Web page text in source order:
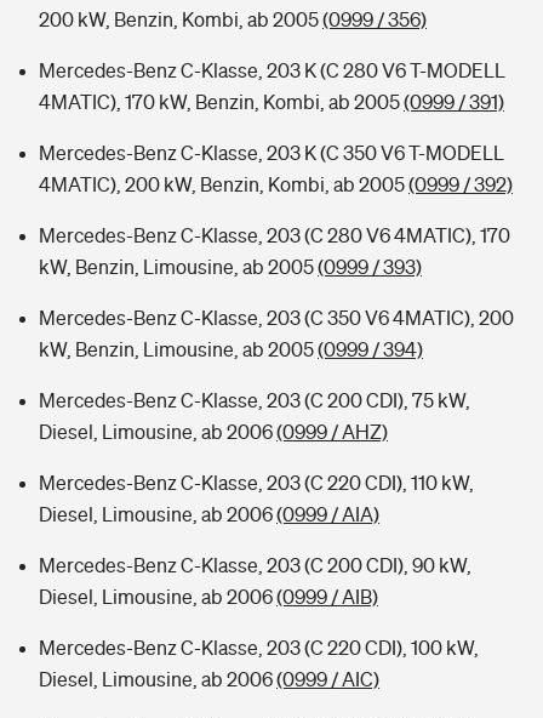
200 kW, Benzin, Kombi, ab 2005(0999 / 356)
Mercedes-Benz C-Klasse, 203 K (C 280 V6 T-MODELL
4MATIC), 170 kW, Benzin, Kombi, ab 2005(0999 / 391)
Mercedes-Benz C-Klasse, 203 K (C 350 V6 T-MODELL
4MATIC), 200 kW, Benzin, Kombi, ab 2005(0999 / 392)
Mercedes-Benz C-Klasse, 203 (C 280 V6 4MATIC), 170
kW, Benzin, Limousine, ab 2005(0999 / 393)
Mercedes-Benz C-Klasse, 203 (C 350 V6 4MATIC), 200
kW, Benzin, Limousine, ab 2005(0999 / 394)
Mercedes-Benz C-Klasse, 203 (C 200 CDI), 75 kW,
Diesel, Limousine, ab 2006(0999 / AHZ)
Mercedes-Benz C-Klasse, 203 (C 220 CDI), 110 kW,
Diesel, Limousine, ab 2006(0999 / AIA)
Mercedes-Benz C-Klasse, 203 (C 200 CDI), 90 kW,
Diesel, Limousine, ab 2006(0999 / AIB)
Mercedes-Benz C-Klasse, 203 (C 220 CDI), 100 kW,
Diesel, Limousine, ab 2006(0999 / AIC)